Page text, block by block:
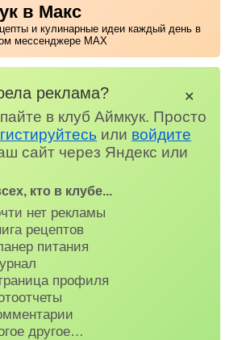
в Макс
и кулинарные идеи каждый день в
мессенджере MAX
реклама?
в клуб Аймкук. Просто
или войдите
сайт через Яндекс или
кто в клубе...
нет рекламы
рецептов
питания
профиля
другое…
✕